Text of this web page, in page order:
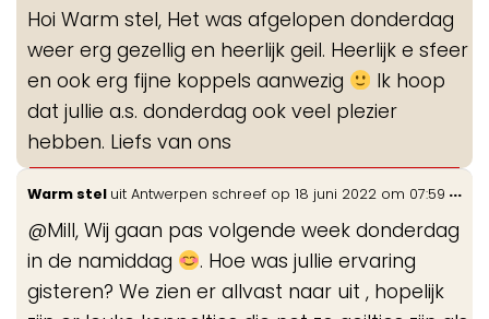
Hoi Warm stel, Het was afgelopen donderdag
weer erg gezellig en heerlijk geil. Heerlijk e sfeer
en ook erg fijne koppels aanwezig
Ik hoop
dat jullie a.s. donderdag ook veel plezier
hebben. Liefs van ons
Warm stel uit Antwerpen schreef op 18 juni 2022 om 07:59
@Mill, Wij gaan pas volgende week donderdag
in de namiddag
. Hoe was jullie ervaring
gisteren? We zien er allvast naar uit , hopelijk
...